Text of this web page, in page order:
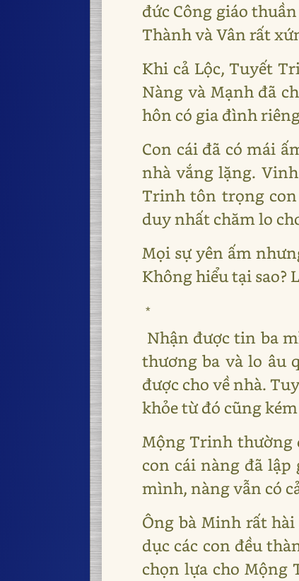
đức Công giáo
Thành và Vân rất
Khi cả Lộc, Tuyết
Nàng và Mạnh đã
hôn có gia đình
Con cái đã có mái
nhà vắng lặng.
Trinh tôn trọng
duy nhất chăm lo
Mọi sự yên ấm
Không hiểu tại sao?
*
Nhận được tin ba
thương ba và lo âu
được cho về nhà.
khỏe từ đó cũng
Mộng Trinh thường
con cái nàng đã
mình, nàng vẫn có
Ông bà Minh rất
dục các con đều
chọn lựa cho Mộng